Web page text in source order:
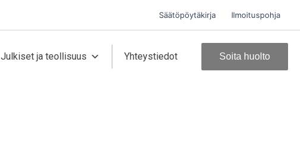
Säätöpöytäkirja Ilmoituspohja
Julkiset ja teollisuus Yhteystiedot Soita huolto